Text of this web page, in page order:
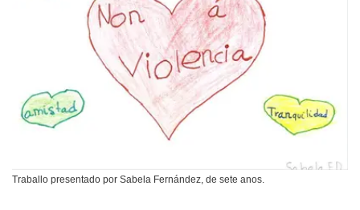
Traballo presentado por Sabela Fernández, de sete anos.